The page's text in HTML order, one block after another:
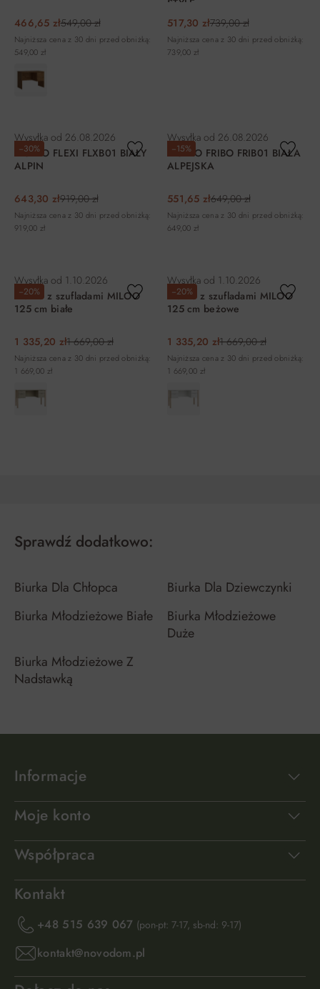
466,65 zł549,00 zł
Najniższa cena z 30 dni przed obniżką:
549,00 zł
STYLE
517,30 zł739,00 zł
Najniższa cena z 30 dni przed obniżką:
739,00 zł
−30%
Wysyłka od 26.08.2026
BIURKO FLEXI FLXB01 BIAŁY
ALPIN
643,30 zł919,00 zł
Najniższa cena z 30 dni przed obniżką:
919,00 zł
−15%
Wysyłka od 26.08.2026
BIURKO FRIBO FRIB01 BIAŁA
ALPEJSKA
551,65 zł649,00 zł
Najniższa cena z 30 dni przed obniżką:
649,00 zł
−20%
Wysyłka od 1.10.2026
Biurko z szufladami MILOO
125 cm białe
1 335,20 zł1 669,00 zł
Najniższa cena z 30 dni przed obniżką:
1 669,00 zł
−20%
Wysyłka od 1.10.2026
Biurko z szufladami MILOO
125 cm beżowe
1 335,20 zł1 669,00 zł
Najniższa cena z 30 dni przed obniżką:
1 669,00 zł
Sprawdź dodatkowo:
Biurka Dla Chłopca
Biurka Dla Dziewczynki
Biurka Młodzieżowe Białe
Biurka Młodzieżowe
Duże
Biurka Młodzieżowe Z
Nadstawką
Informacje
Moje konto
Współpraca
Kontakt
+48 515 639 067 (pon-pt: 7-17, sb-nd: 9-17)
kontakt@novodom.pl